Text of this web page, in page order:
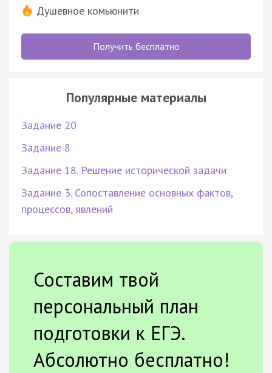
Душевное комьюнити
Получить бесплатно
Популярные материалы
Задание 20
Задание 8
Задание 18. Решение исторической задачи
Задание 3. Сопоставление основных фактов,
процессов, явлений
Составим твой
персональный план
подготовки к ЕГЭ.
Абсолютно бесплатно!